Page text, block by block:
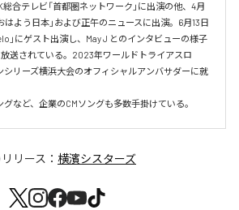
合テレビ「首都圏ネットワーク」に出演の他、4月
はよう日本」および正午のニュースに出演。6月13日
」にゲスト出演し、May J とのインタビューの様子
送されている。2023年ワールドトライアスロ
シリーズ横浜大会のオフィシャルアンバサダーに就
など、企業のCMソングも多数手掛けている。
リース： 横濱シスターズ